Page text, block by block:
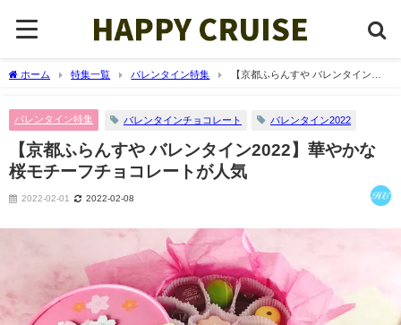
ホーム 特集一覧 バレンタイン特集
【京都ふらんすや バレンタイン
バレンタイン特集 バレンタインチョコレート バレンタイン2022
【京都ふらんすや バレンタイン2022】華やかな
桜モチーフチョコレートが人気
2022-02-01 2022-02-08